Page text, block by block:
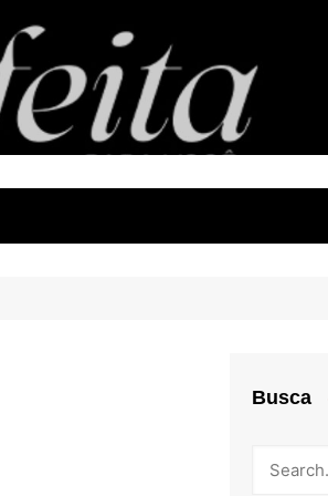
Revista Perfeita
Busca